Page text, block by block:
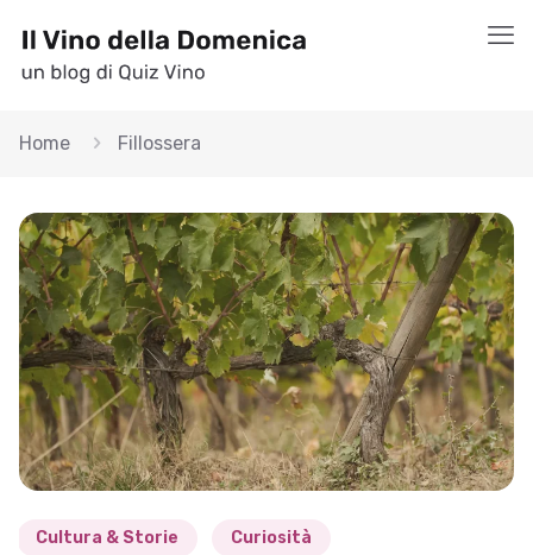
Home Fillossera
Cultura & Storie Curiosità